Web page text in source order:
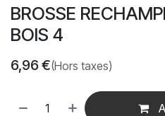
BROSSE
BOIS 4
6,96 €(Hors taxes)